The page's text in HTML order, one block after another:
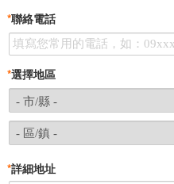
聯絡電話
*
選擇地區
*
詳細地址
*